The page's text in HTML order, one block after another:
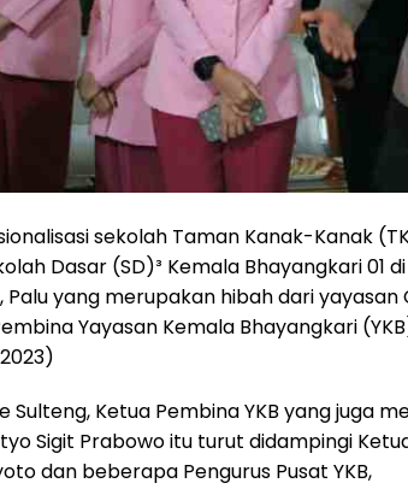
sekolah Taman Kanak-Kanak
Dasar (SD)³ Kemala Bhayangkari 01
yang merupakan hibah dari yayasan
Yayasan Kemala Bhayangkari
Sulteng, Ketua Pembina YKB yang juga
Sigit Prabowo itu turut didampingi
dan beberapa Pengurus Pusat YKB,